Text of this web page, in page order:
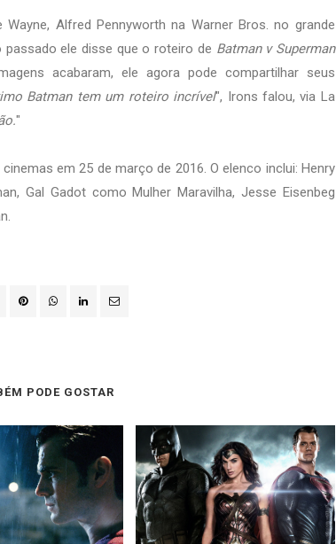
Alfred Pennyworth na Warner Bros. no grande
ele disse que o roteiro de Batman v Superman
acabaram, ele agora pode compartilhar seus
Batman tem um roteiro incrível", Irons falou, via La
"
em 25 de março de 2016. O elenco inclui: Henry
Gal Gadot como Mulher Maravilha, Jesse Eisenbeg
PODE GOSTAR